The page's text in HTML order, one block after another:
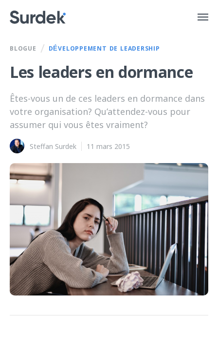
BLOGUE / DÉVELOPPEMENT DE LEADERSHIP
Les leaders en dormance
Êtes-vous un de ces leaders en dormance dans
votre organisation? Qu’attendez-vous pour
assumer qui vous êtes vraiment?
Steffan Surdek 11 mars 2015